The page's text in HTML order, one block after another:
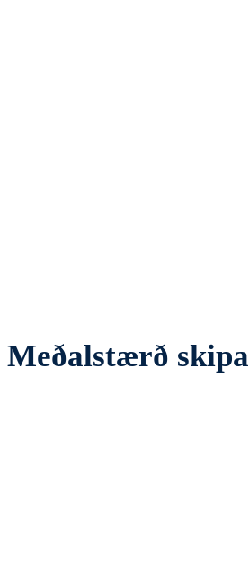
Meðalstærð skipa